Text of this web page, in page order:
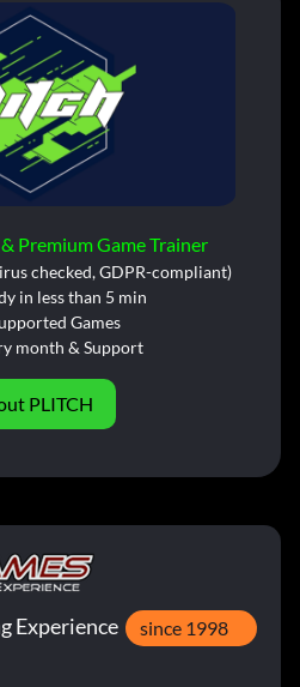
Premium Game Trainer
checked, GDPR-compliant)
in less than 5 min
Games
month & Support
PLITCH
Experience since 1998